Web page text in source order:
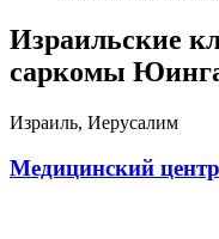
Израильские
саркомы
Израиль, Иерусалим
Медицинский